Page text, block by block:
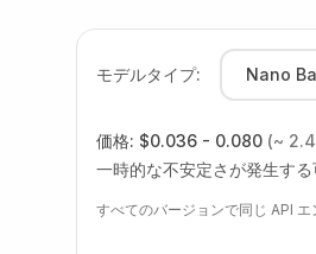
モデルタイプ: Nano
価格: $0.036 - 0.080 (~
一時的な不安定さが発生す
すべてのバージョンで同じ API